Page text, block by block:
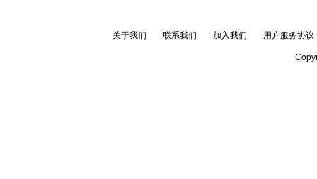
关于我们 联系我们 加入我们 用户服务协议